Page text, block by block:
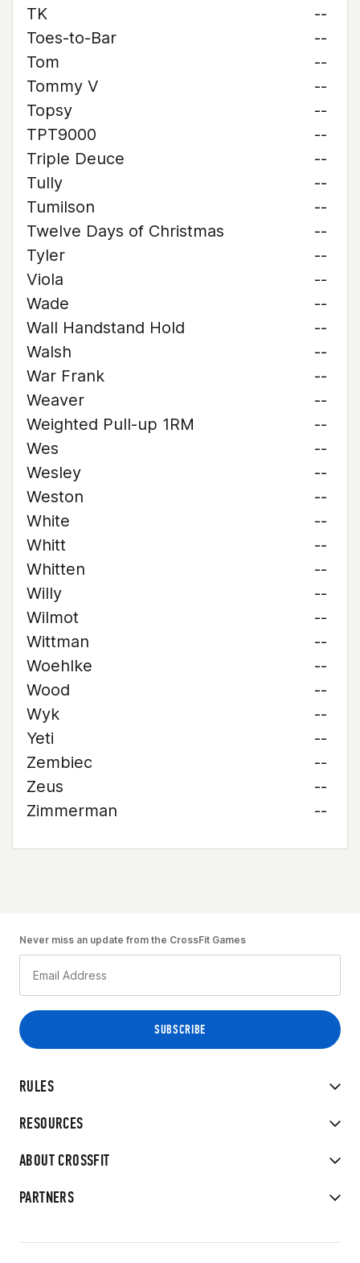
TK
--
Toes-to-Bar
--
Tom
--
Tommy V
--
Topsy
--
TPT9000
--
Triple Deuce
--
Tully
--
Tumilson
--
Twelve Days of Christmas
--
Tyler
--
Viola
--
Wade
--
Wall Handstand Hold
--
Walsh
--
War Frank
--
Weaver
--
Weighted Pull-up 1RM
--
Wes
--
Wesley
--
Weston
--
White
--
Whitt
--
Whitten
--
Willy
--
Wilmot
--
Wittman
--
Woehlke
--
Wood
--
Wyk
--
Yeti
--
Zembiec
--
Zeus
--
Zimmerman
--
RULES
RESOURCES
ABOUT CROSSFIT
PARTNERS
Never miss an update from the CrossFit Games